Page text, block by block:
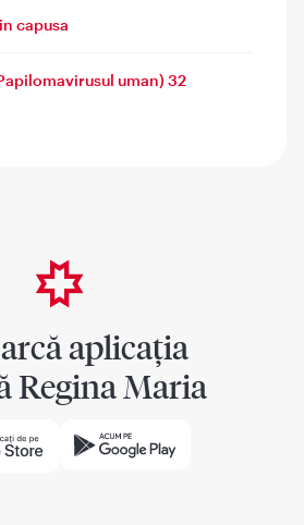
capusa
uman) 32
aplicația
Regina Maria